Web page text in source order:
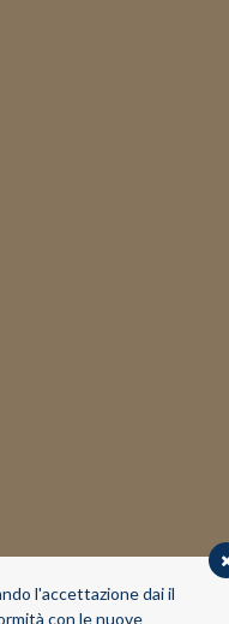
l'accettazione dai il
con le nuove